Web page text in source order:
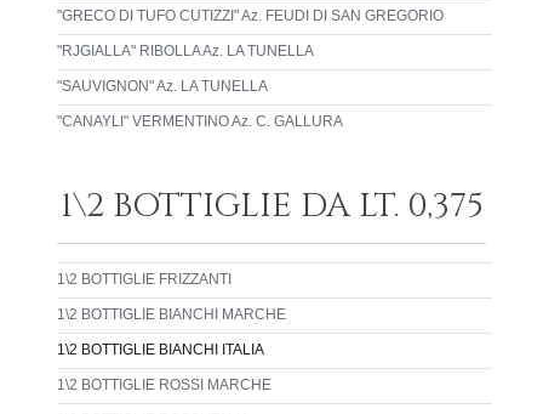
"GRECO DI TUFO CUTIZZI" Az. FEUDI DI SAN GREGORIO
"RJGIALLA" RIBOLLA Az. LA TUNELLA
"SAUVIGNON" Az. LA TUNELLA
"CANAYLI" VERMENTINO Az. C. GALLURA
1\2 BOTTIGLIE DA LT. 0,375
1\2 BOTTIGLIE FRIZZANTI
1\2 BOTTIGLIE BIANCHI MARCHE
1\2 BOTTIGLIE BIANCHI ITALIA
1\2 BOTTIGLIE ROSSI MARCHE